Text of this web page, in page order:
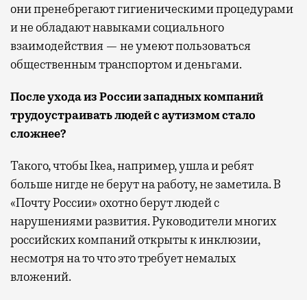
они пренебрегают гигиеническими процедурами
и не обладают навыками социального
взаимодействия — не умеют пользоваться
общественным транспортом и деньгами.
После ухода из России западных компаний
трудоустраивать людей с аутизмом стало
сложнее?
Такого, чтобы Ikea, например, ушла и ребят
больше нигде не берут на работу, не заметила. В
«Почту России» охотно берут людей с
нарушениями развития. Руководители многих
российских компаний открыты к инклюзии,
несмотря на то что это требует немалых
вложений.